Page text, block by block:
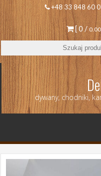
+48 33 848 60
[ 0 /
dywany, chodniki,